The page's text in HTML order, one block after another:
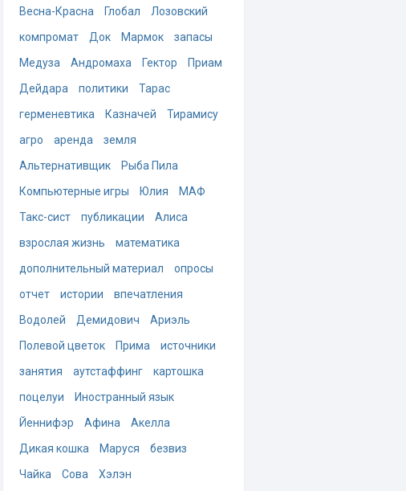
Весна-Красна
Глобал
Лозовский
компромат
Док Мармок
запасы
Медуза
Андромаха Гектор
Приам
Дейдара
политики
Тарас
герменевтика
Казначей
Тирамису
агро
аренда
земля
Альтернативщик
Рыба Пила
Компьютерные игры
Юлия
МАФ
Такс-сист
публикации
Алиса
взрослая жизнь
математика
дополнительный материал
опросы
отчет
истории
впечатления
Водолей
Демидович
Ариэль
Полевой цветок
Прима
источники
занятия
аутстаффинг
картошка
поцелуи
Иностранный язык
Йеннифэр
Афина
Акелла
Дикая кошка
Маруся
безвиз
Чайка
Сова Хэлэн